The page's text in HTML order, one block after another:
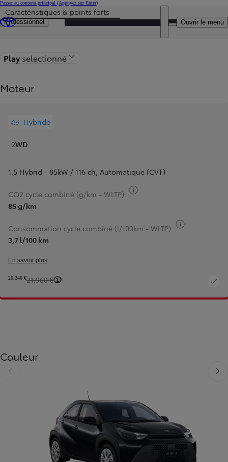
Passer au contenu principal (Appuyez sur Enter)
Particulier
Professionnel
DEALER NAME
Ouvrir le menu
Prix mis à jour Le prix de votre configuration est 20.735 €
Caractéristiques & points forts
Play selectionné
Moteur
Hybride
2WD
1.5 Hybrid - 85kW / 116 ch, Automatique (CVT)
CO2 cycle combiné (g/km - WLTP)
85 g/km
Consommation cycle combiné (l/100km - WLTP)
3,7 l/100 km
En savoir plus
20.240 €21.960 € 1
Couleur
Diapositive précédente